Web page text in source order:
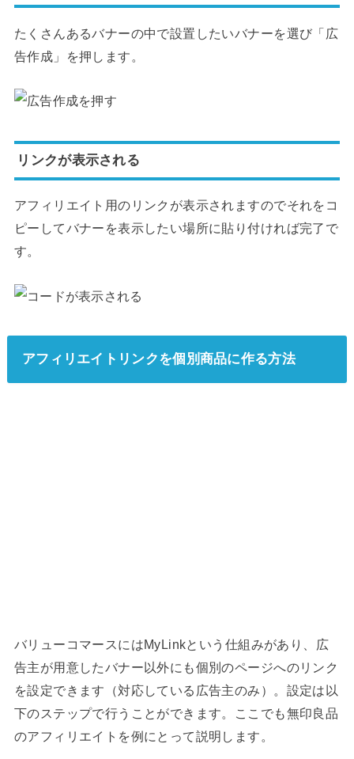
たくさんあるバナーの中で設置したいバナーを選び「広
告作成」を押します。
リンクが表示される
アフィリエイト用のリンクが表示されますのでそれをコ
ピーしてバナーを表示したい場所に貼り付ければ完了で
す。
アフィリエイトリンクを個別商品に作る方法
バリューコマースにはMyLinkという仕組みがあり、広
告主が用意したバナー以外にも個別のページへのリンク
を設定できます（対応している広告主のみ）。設定は以
下のステップで行うことができます。ここでも無印良品
のアフィリエイトを例にとって説明します。